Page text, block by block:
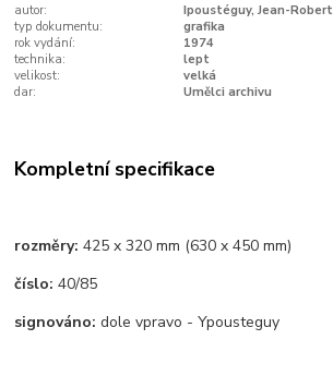
autor:
Ipoustéguy, Jean-Robert
typ dokumentu:
grafika
rok vydání:
1974
technika:
lept
velikost:
velká
dar:
Umělci archivu
Kompletní specifikace
rozměry: 425 x 320 mm (630 x 450 mm)
číslo: 40/85
signováno: dole vpravo - Ypousteguy